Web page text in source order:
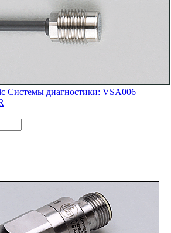
Системы диагностики: VSA006 |‌